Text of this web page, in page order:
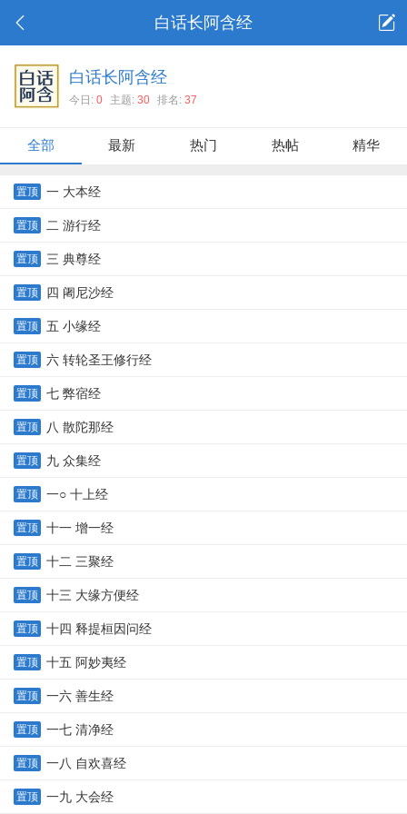
白话长阿含经
白话长阿含经
今日: 0 主题: 30 排名: 37
全部 最新 热门 热帖 精华
置顶 一 大本经
置顶 二 游行经
置顶 三 典尊经
置顶 四 阇尼沙经
置顶 五 小缘经
置顶 六 转轮圣王修行经
置顶 七 弊宿经
置顶 八 散陀那经
置顶 九 众集经
置顶 一○ 十上经
置顶 十一 增一经
置顶 十二 三聚经
置顶 十三 大缘方便经
置顶 十四 释提桓因问经
置顶 十五 阿妙夷经
置顶 一六 善生经
置顶 一七 清净经
置顶 一八 自欢喜经
置顶 一九 大会经